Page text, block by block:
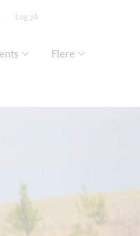
Log på
Flere